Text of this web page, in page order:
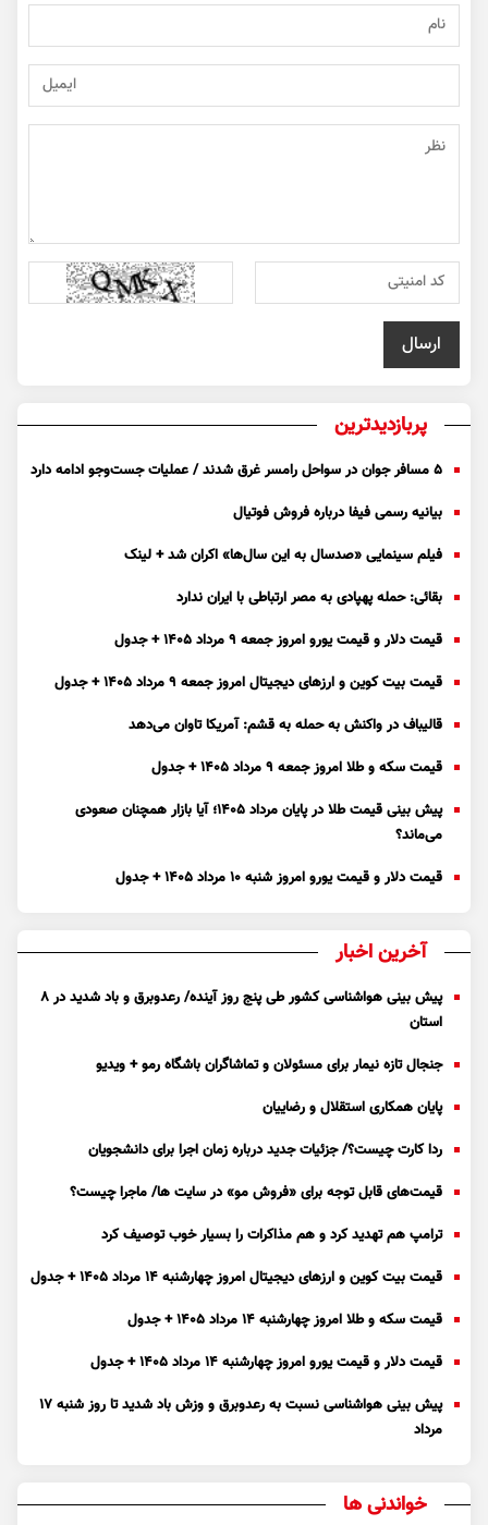
پربازدیدترین
۵ مسافر جوان در سواحل رامسر غرق شدند / عملیات جست‌و‌جو ادامه دارد
بیانیه رسمی فیفا درباره فروش فوتیال
فیلم سینمایی «صدسال به این سال‌ها» اکران شد + لینک
بقائی: حمله پهپادی به مصر ارتباطی با ایران ندارد
قیمت دلار و قیمت یورو امروز جمعه ۹ مرداد ۱۴۰۵ + جدول
قیمت بیت کوین و ارز‌های دیجیتال امروز جمعه ۹ مرداد ۱۴۰۵ + جدول
قالیباف در واکنش به حمله به قشم: آمریکا تاوان می‌دهد
قیمت سکه و طلا امروز جمعه ۹ مرداد ۱۴۰۵ + جدول
پیش بینی قیمت طلا در پایان مرداد 1405؛ آیا بازار همچنان صعودی
می‌ماند؟
قیمت دلار و قیمت یورو امروز شنبه ۱۰ مرداد ۱۴۰۵ + جدول
آخرین اخبار
پیش بینی هواشناسی کشور طی پنج روز آینده/ رعدوبرق و باد شدید در ۸
استان
جنجال تازه نیمار برای مسئولان و تماشاگران باشگاه رمو + ویدیو
پایان همکاری استقلال و رضاییان
ردا کارت چیست؟/ جزئیات جدید درباره زمان اجرا برای دانشجویان
قیمت‌های قابل توجه برای «فروش مو» در سایت ها/ ماجرا چیست؟
ترامپ هم تهدید کرد و هم مذاکرات را بسیار خوب توصیف کرد
قیمت بیت کوین و ارز‌های دیجیتال امروز چهارشنبه ۱۴ مرداد ۱۴۰۵ + جدول
قیمت سکه و طلا امروز چهارشنبه ۱۴ مرداد ۱۴۰۵ + جدول
قیمت دلار و قیمت یورو امروز چهارشنبه ۱۴ مرداد ۱۴۰۵ + جدول
پیش بینی هواشناسی نسبت به رعدوبرق و وزش باد شدید تا روز شنبه ۱۷
مرداد
خواندنی ها